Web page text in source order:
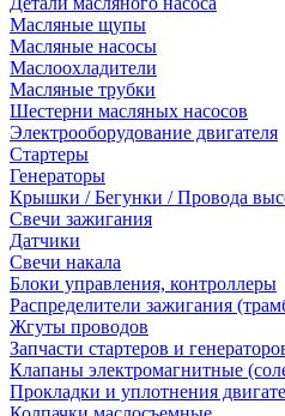
Масляные щупы
Масляные насосы
Маслоохладители
Масляные трубки
Шестерни масляных насосов
Электрооборудование двигателя
Стартеры
Генераторы
Крышки / Бегунки / Провода
Свечи зажигания
Датчики
Свечи накала
Блоки управления, контроллеры
Распределители зажигания
Жгуты проводов
Запчасти стартеров и
Клапаны электромагнитные
Прокладки и уплотнения